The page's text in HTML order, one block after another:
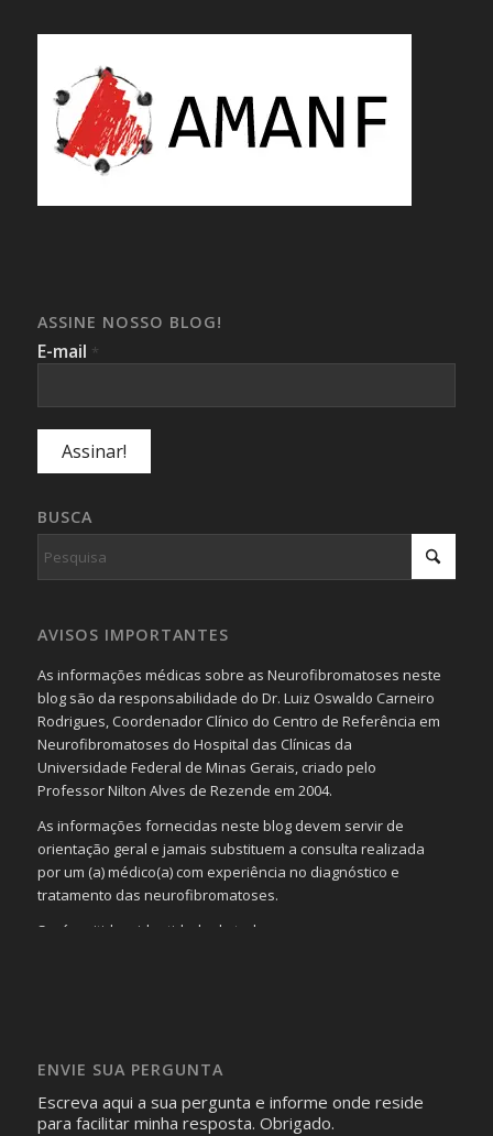
ASSINE NOSSO BLOG!
E-mail *
BUSCA
AVISOS IMPORTANTES
As informações médicas sobre as Neurofibromatoses neste
blog são da responsabilidade do Dr. Luiz Oswaldo Carneiro
Rodrigues, Coordenador Clínico do Centro de Referência em
Neurofibromatoses do Hospital das Clínicas da
Universidade Federal de Minas Gerais, criado pelo
Professor Nilton Alves de Rezende em 2004.
As informações fornecidas neste blog devem servir de
orientação geral e jamais substituem a consulta realizada
por um (a) médico(a) com experiência no diagnóstico e
tratamento das neurofibromatoses.
Será omitida a identidade de todas as pessoas que
identificação da pessoa fotografada.
ENVIE SUA PERGUNTA
Escreva aqui a sua pergunta e informe onde reside
para facilitar minha resposta. Obrigado.